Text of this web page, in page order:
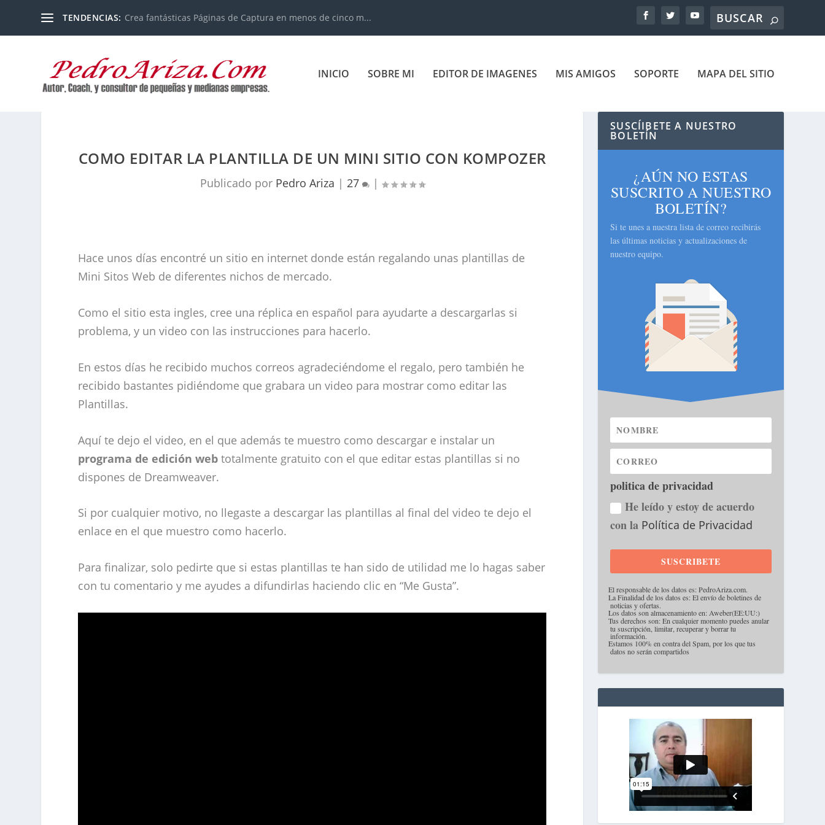
TENDENCIAS: Crea fantásticas Páginas de Captura en menos de cinco m...
INICIO SOBRE MI EDITOR DE IMAGENES MIS AMIGOS SOPORTE MAPA DEL SITIO
COMO EDITAR LA PLANTILLA DE UN MINI SITIO CON KOMPOZER
Publicado por Pedro Ariza | 27 |
Hace unos días encontré un sitio en internet donde están regalando unas plantillas de
Mini Sitos Web de diferentes nichos de mercado.
Como el sitio esta ingles, cree una réplica en español para ayudarte a descargarlas si
problema, y un video con las instrucciones para hacerlo.
En estos días he recibido muchos correos agradeciéndome el regalo, pero también he
recibido bastantes pidiéndome que grabara un video para mostrar como editar las
Plantillas.
Aquí te dejo el video, en el que además te muestro como descargar e instalar un
programa de edición web totalmente gratuito con el que editar estas plantillas si no
dispones de Dreamweaver.
Si por cualquier motivo, no llegaste a descargar las plantillas al final del video te dejo el
enlace en el que muestro como hacerlo.
Para finalizar, solo pedirte que si estas plantillas te han sido de utilidad me lo hagas saber
con tu comentario y me ayudes a difundirlas haciendo clic en “Me Gusta”.
SUSCÍIBETE A NUESTRO
BOLETÍN
¿AÚN NO ESTAS
SUSCRITO A NUESTRO
BOLETÍN?
Si te unes a nuestra lista de correo recibirás
las últimas noticias y actualizaciones de
nuestro equipo.
politica de privacidad
He leído y estoy de acuerdo
con la Política de Privacidad
SUSCRIBETE
El responsable de los datos es: PedroAriza.com.
La Finalidad de los datos es: El envío de boletines de
noticias y ofertas.
Los datos son almacenamiento en: Aweber(EE:UU:)
Tus derechos son: En cualquier momento puedes anular
tu suscripción, limitar, recuperar y borrar tu
información.
Estamos 100% en contra del Spam, por los que tus
datos no serán compartidos